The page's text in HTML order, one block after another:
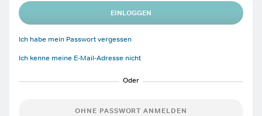
EINLOGGEN
Ich habe mein Passwort vergessen
Ich kenne meine E-Mail-Adresse nicht
OHNE PASSWORT ANMELDEN